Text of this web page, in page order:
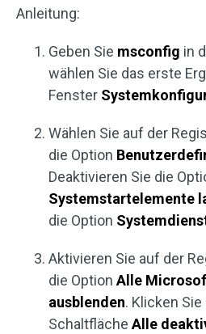
Anleitung:
Geben Sie msconfig in
wählen Sie das erste
Fenster
Wählen Sie auf der
die Option
Deaktivieren Sie die
Systemstartelemente
die Option
Aktivieren Sie auf der
die OptionAlle
ausblenden. Klicken
SchaltflächeAlle